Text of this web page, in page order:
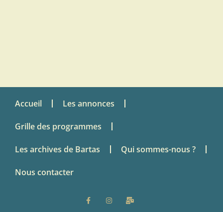
Accueil Les annonces
Grille des programmes
Les archives de Bartas Qui sommes-nous ?
Nous contacter